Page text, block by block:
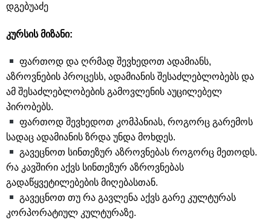
დგებუაძე
კურსის მიზანი:
ფართოდ და ღრმად შევხედოთ ადამიანს,
აზროვნების პროცესს, ადამიანის შესაძლებლობებს და
ამ შესაძლებლობების გამოვლენის აუცილებელ
პირობებს.
ფართოდ შევხედოთ კომპანიას, როგორც გარემოს
სადაც ადამიანის ზრდა უნდა მოხდეს.
გავეცნოთ სინთეზურ აზროვნებას როგორც მეთოდს.
რა კავშირი აქვს სინთეზურ აზროვნებას
გადაწყვეტილებების მიღებასთან.
გავეცნოთ თუ რა გავლენა აქვს გარე კულტურას
კორპორატიულ კულტურაზე.